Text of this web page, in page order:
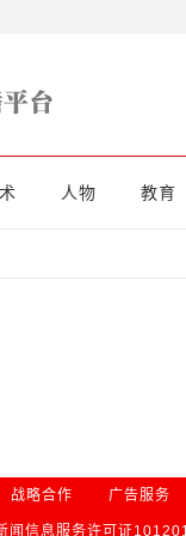
人物 教育
战略合作 广告服务
闻信息服务许可证